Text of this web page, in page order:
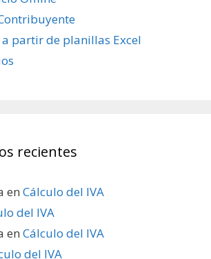
a partir de planillas Excel
recientes
en Cálculo del IVA
del IVA
en Cálculo del IVA
del IVA